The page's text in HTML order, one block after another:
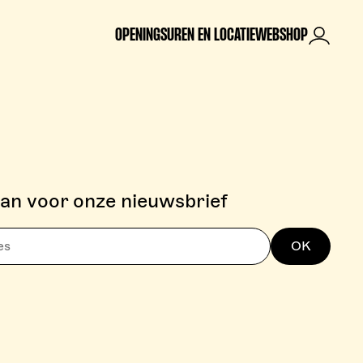
OPENINGSUREN EN LOCATIEWEBSHOP
voor onze nieuwsbrief
OK